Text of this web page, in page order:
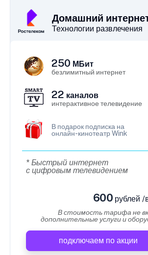
Домашний
Технологии развлечения
250 МБит
безлимитный интернет
22 каналов
интерактивное телевидение
В подарок подписка на
онлайн-кинотеатр Wink
* Быстрый интернет
с цифровым телевидением
600 рублей /
В стоимость тарифа не
дополнительные услуги и
подключаем по акции